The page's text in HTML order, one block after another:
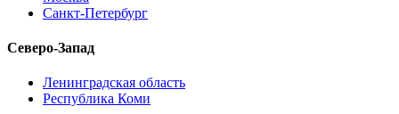
Санкт-Петербург
Северо-Запад
Ленинградская область
Республика Коми